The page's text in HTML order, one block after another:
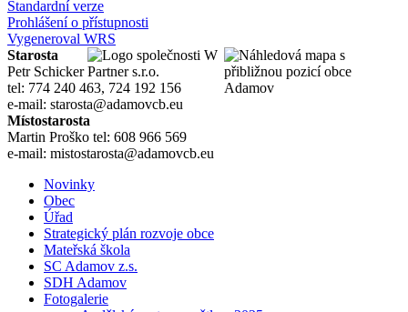
Standardní verze
Prohlášení o přístupnosti
Vygeneroval WRS
Starosta
Petr Schicker
tel: 774 240 463, 724 192 156
e-mail: starosta@adamovcb.eu
Místostarosta
Martin Proško tel: 608 966 569
e-mail: mistostarosta@adamovcb.eu
Novinky
Obec
Úřad
Strategický plán rozvoje obce
Mateřská škola
SC Adamov z.s.
SDH Adamov
Fotogalerie